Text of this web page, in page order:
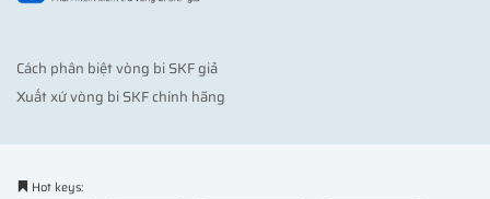
Cách phân biệt vòng bi SKF giả
Xuất xứ vòng bi SKF chính hãng
Hot keys: